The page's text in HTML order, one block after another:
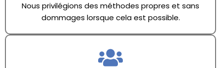
Nous privilégions des méthodes propres et sans
dommages lorsque cela est possible.